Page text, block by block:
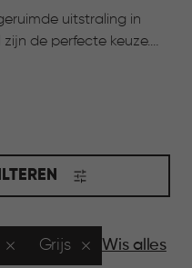
uitstraling in
de perfecte keuze.
huis. Tegelijk blijven ze
rustig oogt.
Grijs Wis alles